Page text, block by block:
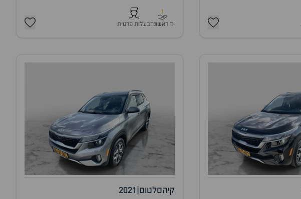
1
יד ראשונהבעלות פרטית
קיהסלטוס 2021